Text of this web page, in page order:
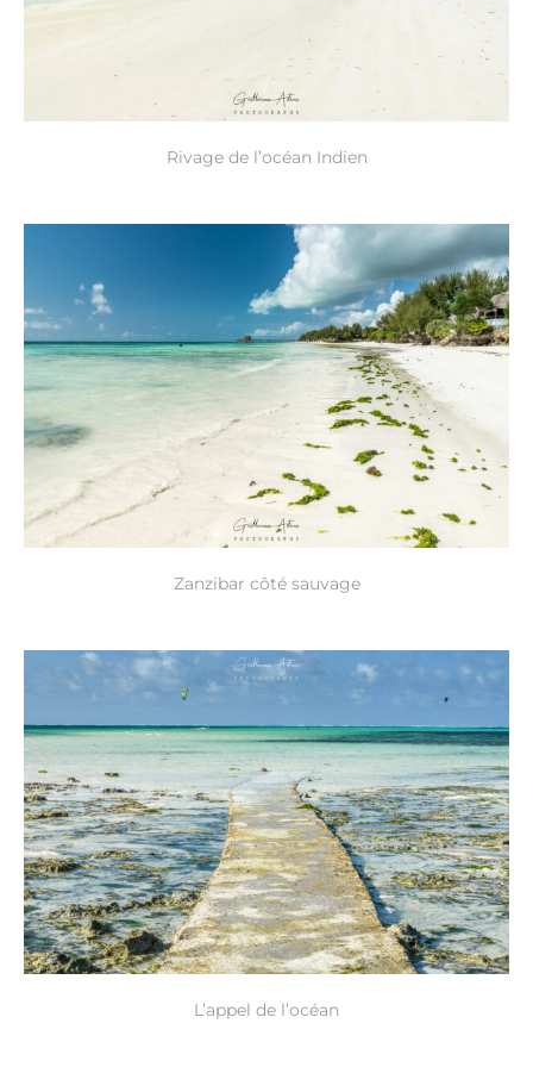
Rivage de l’océan Indien
Zanzibar côté sauvage
L’appel de l’océan